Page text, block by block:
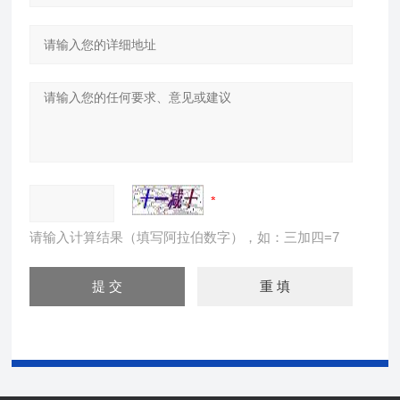
请输入计算结果（填写阿拉伯数字），如：三加四=7